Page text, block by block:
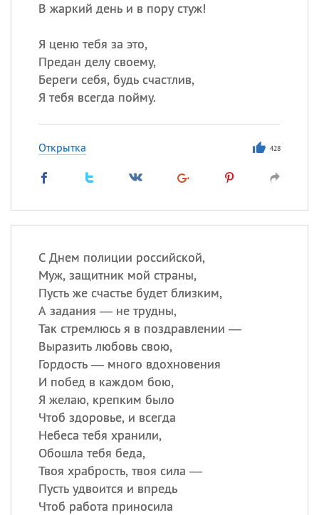
В жаркий день и в пору стуж!
Я ценю тебя за это,
Предан делу своему,
Береги себя, будь счастлив,
Я тебя всегда пойму.
Открытка 428
С Днем полиции российской,
Муж, защитник мой страны,
Пусть же счастье будет близким,
А задания — не трудны,
Так стремлюсь я в поздравлении —
Выразить любовь свою,
Гордость — много вдохновения
И побед в каждом бою,
Я желаю, крепким было
Чтоб здоровье, и всегда
Небеса тебя хранили,
Обошла тебя беда,
Твоя храбрость, твоя сила —
Пусть удвоится и впредь
Чтоб работа приносила